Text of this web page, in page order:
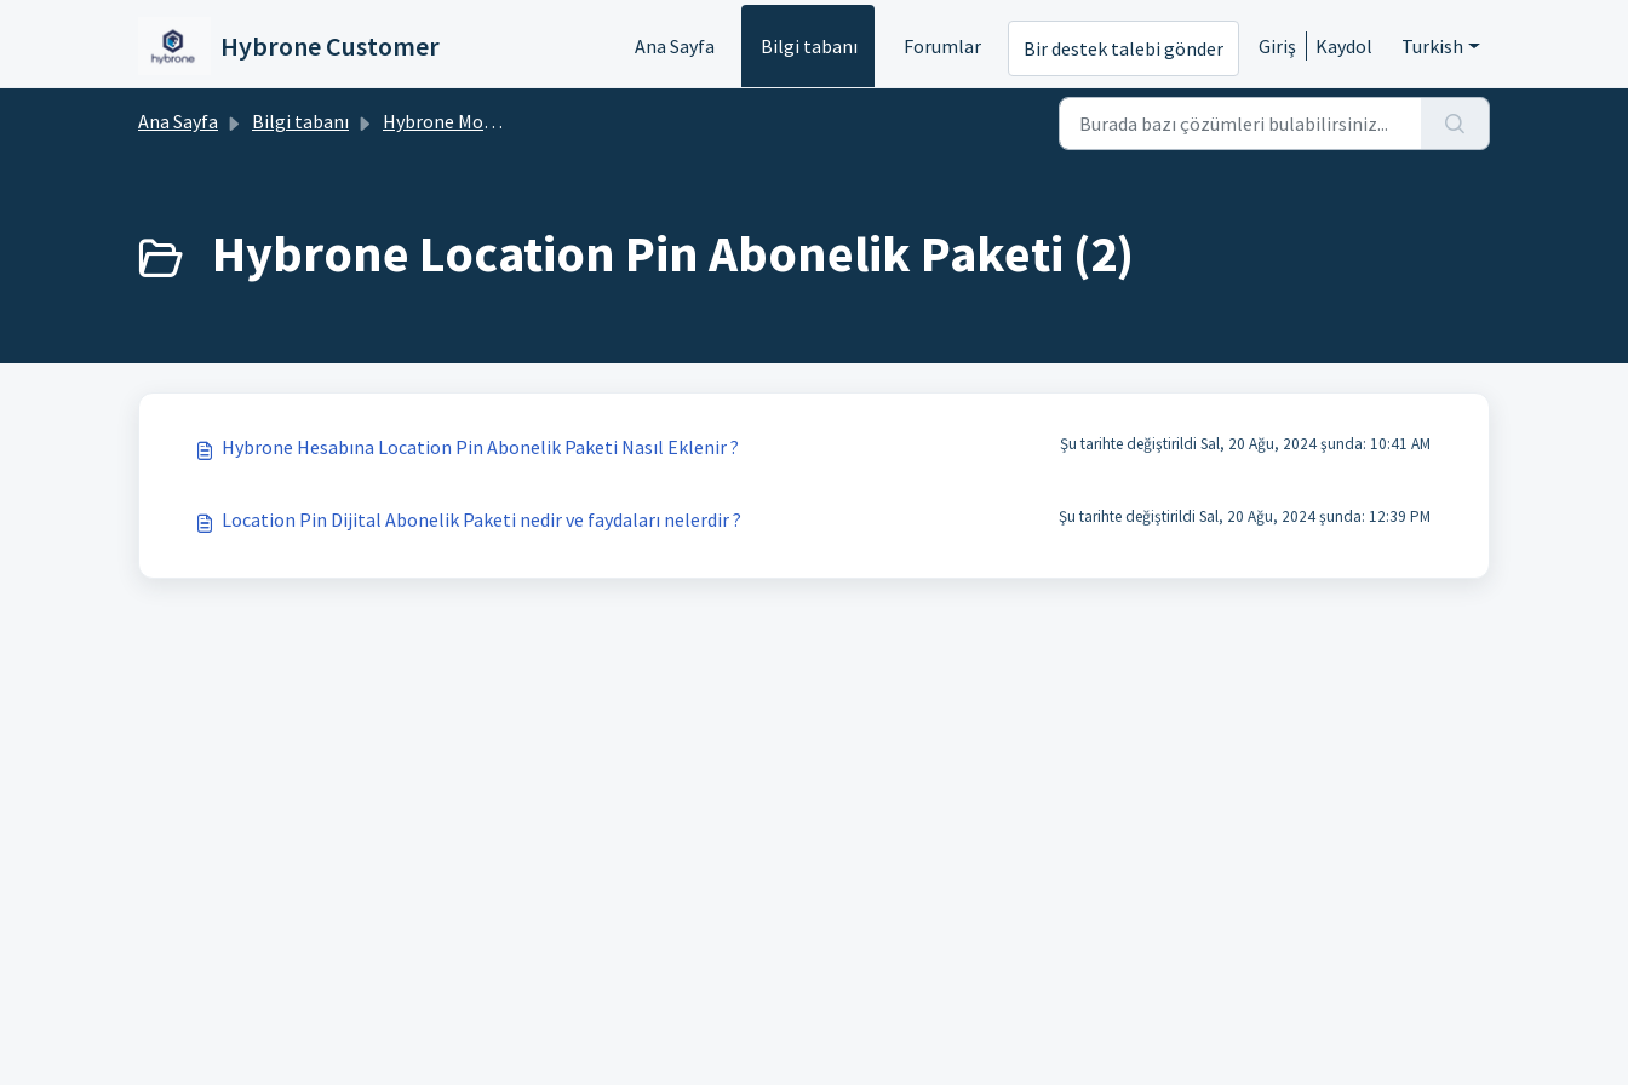
Hybrone Customer Ana Sayfa Bilgi tabanı Forumlar Bir destek talebi gönder Giriş Kaydol Turkish
Ana Sayfa Bilgi tabanı Hybrone Mobil
Hybrone Location Pin Abonelik Paketi (2)
Hybrone Hesabına Location Pin Abonelik Paketi Nasıl Eklenir ? Şu tarihte değiştirildi Sal, 20 Ağu, 2024 şunda: 10:41 AM
Location Pin Dijital Abonelik Paketi nedir ve faydaları nelerdir ? Şu tarihte değiştirildi Sal, 20 Ağu, 2024 şunda: 12:39 PM